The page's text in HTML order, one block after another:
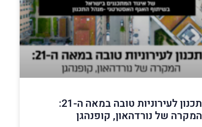
תכנון לעירוניות טובה במאה ה-21:
המקרה של נורדהאון, קופנהגן